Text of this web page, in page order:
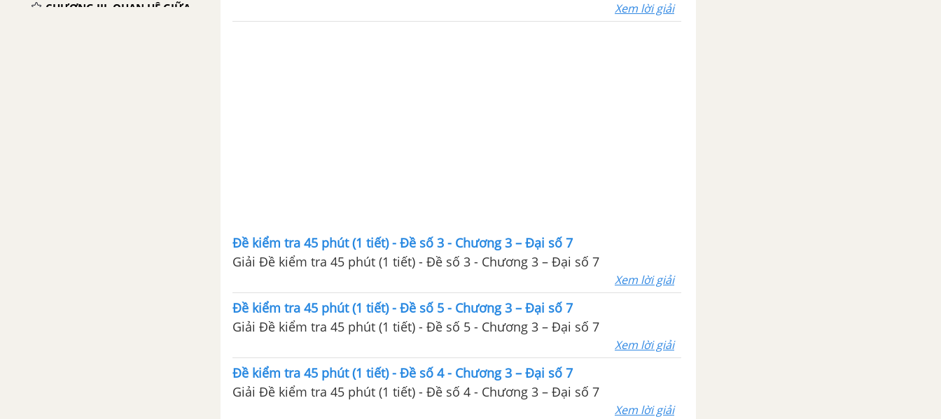
CHƯƠNG III. QUAN HỆ GIỮA
Xem lời giải
Đề kiểm tra 45 phút (1 tiết) - Đề số 3 - Chương 3 – Đại số 7
Giải Đề kiểm tra 45 phút (1 tiết) - Đề số 3 - Chương 3 – Đại số 7
Xem lời giải
Đề kiểm tra 45 phút (1 tiết) - Đề số 5 - Chương 3 – Đại số 7
Giải Đề kiểm tra 45 phút (1 tiết) - Đề số 5 - Chương 3 – Đại số 7
Xem lời giải
Đề kiểm tra 45 phút (1 tiết) - Đề số 4 - Chương 3 – Đại số 7
Giải Đề kiểm tra 45 phút (1 tiết) - Đề số 4 - Chương 3 – Đại số 7
Xem lời giải